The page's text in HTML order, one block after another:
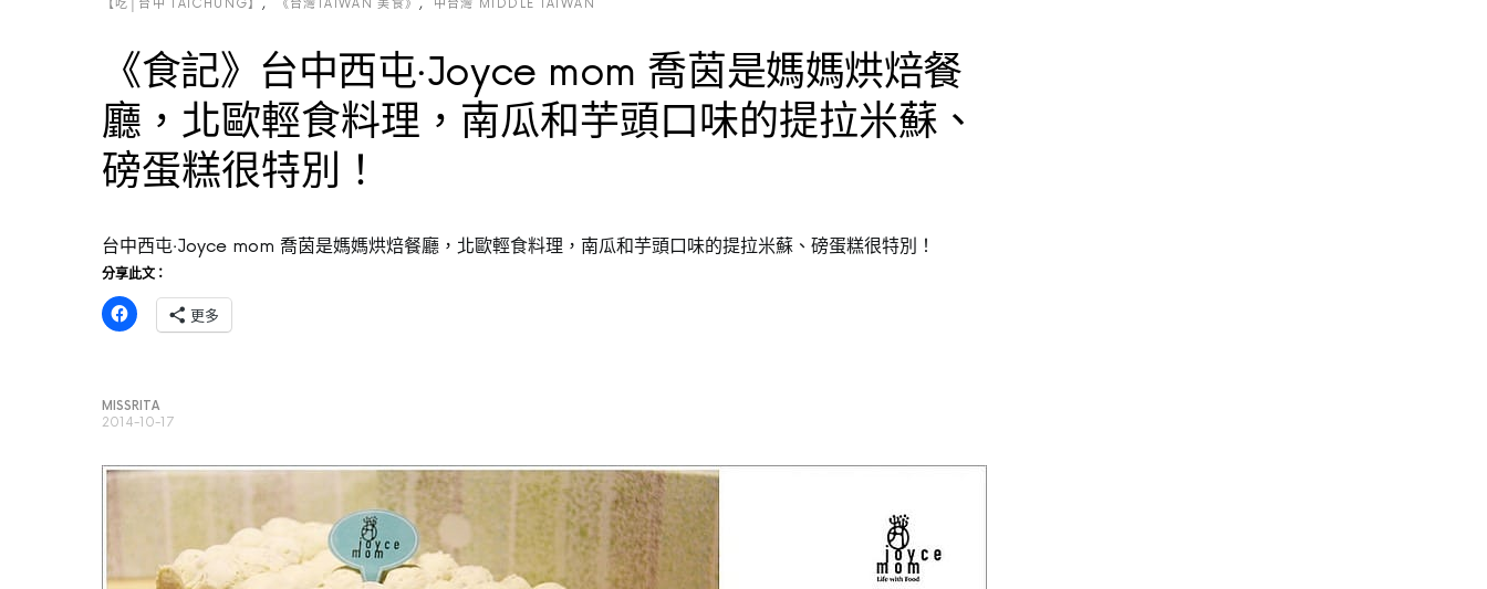
【吃│台中 TAICHUNG】 《台灣TAIWAN 美食》 中台灣 MIDDLE TAIWAN
《食記》台中西屯‧Joyce mom 喬茵是媽媽烘焙餐
廳，北歐輕食料理，南瓜和芋頭口味的提拉米蘇、
磅蛋糕很特別！
台中西屯‧Joyce mom 喬茵是媽媽烘焙餐廳，北歐輕食料理，南瓜和芋頭口味的提拉米蘇、磅蛋糕很特別！
分享此文：
更多
MISSRITA
2014-10-17